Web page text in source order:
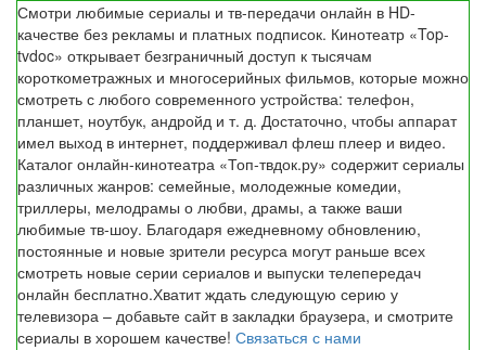
Смотри любимые сериалы и тв-передачи онлайн в HD-
качестве без рекламы и платных подписок. Кинотеатр «Top-
tvdoc» открывает безграничный доступ к тысячам
короткометражных и многосерийных фильмов, которые можно
смотреть с любого современного устройства: телефон,
планшет, ноутбук, андройд и т. д. Достаточно, чтобы аппарат
имел выход в интернет, поддерживал флеш плеер и видео.
Каталог онлайн-кинотеатра «Топ-твдок.ру» содержит сериалы
различных жанров: семейные, молодежные комедии,
триллеры, мелодрамы о любви, драмы, а также ваши
любимые тв-шоу. Благодаря ежедневному обновлению,
постоянные и новые зрители ресурса могут раньше всех
смотреть новые серии сериалов и выпуски телепередач
онлайн бесплатно.Хватит ждать следующую серию у
телевизора – добавьте сайт в закладки браузера, и смотрите
сериалы в хорошем качестве! Связаться с нами